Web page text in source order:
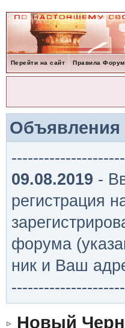
Перейти на сайт Правила
Объявления
09.08.2019 -
регистрация
форума
ник и Ваш
Новый